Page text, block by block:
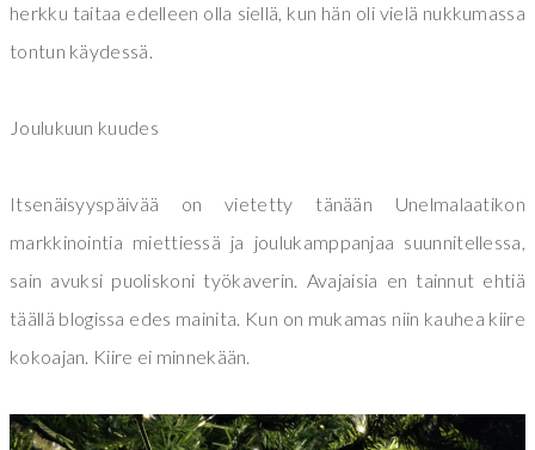
herkku taitaa edelleen olla siellä, kun hän oli vielä nukkumassa
tontun käydessä.
Joulukuun kuudes
Itsenäisyyspäivää on vietetty tänään Unelmalaatikon
markkinointia miettiessä ja joulukamppanjaa suunnitellessa,
sain avuksi puoliskoni työkaverin. Avajaisia en tainnut ehtiä
täällä blogissa edes mainita. Kun on mukamas niin kauhea kiire
kokoajan. Kiire ei minnekään.